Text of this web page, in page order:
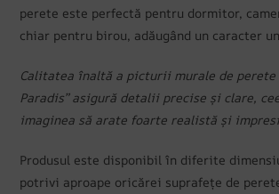
perete este perfectă pentru dormitor,
chiar pentru birou, adăugând un caracter
Calitatea înaltă a picturii murale de perete
Paradis” asigură detalii precise și clare,
imaginea să arate foarte realistă și
Produsul este disponibil în diferite
potrivi aproape oricărei suprafețe de